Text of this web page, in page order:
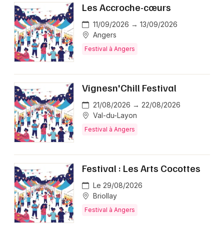
Les Accroche-cœurs
11/09/2026 → 13/09/2026
Angers
Festival à Angers
Vignesn'Chill Festival
21/08/2026 → 22/08/2026
Val-du-Layon
Festival à Angers
Festival : Les Arts Cocottes
Le 29/08/2026
Briollay
Festival à Angers